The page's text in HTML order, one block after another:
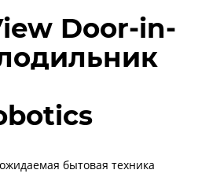
Door-in-
бытовая техника